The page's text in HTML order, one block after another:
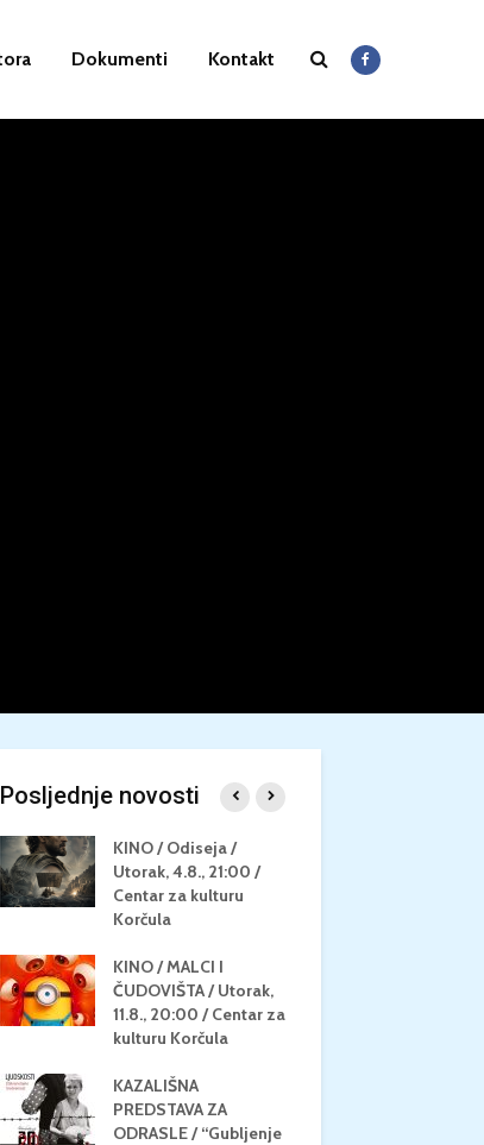
Dokumenti Kontakt
Posljednje novosti
KINO / Odiseja /
Utorak, 4.8., 21:00 /
Centar za kulturu
Korčula
KINO / MALCI I
ČUDOVIŠTA / Utorak,
11.8., 20:00 / Centar za
kulturu Korčula
KAZALIŠNA
PREDSTAVA ZA
ODRASLE / “Gubljenje